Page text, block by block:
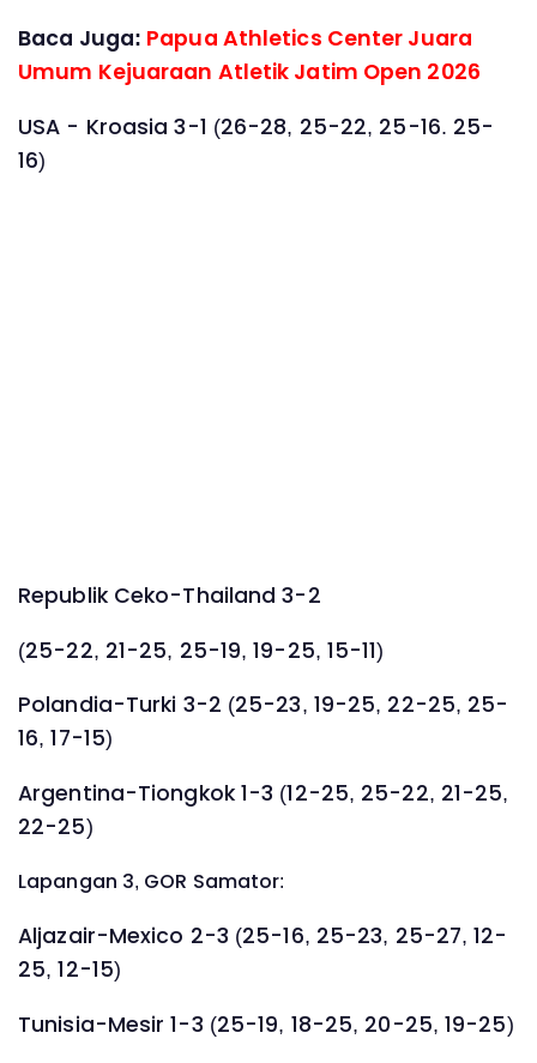
Baca Juga: Papua Athletics Center Juara
Umum Kejuaraan Atletik Jatim Open 2026
USA - Kroasia 3-1 (26-28, 25-22, 25-16. 25-
16)
Republik Ceko-Thailand 3-2
(25-22, 21-25, 25-19, 19-25, 15-11)
Polandia-Turki 3-2 (25-23, 19-25, 22-25, 25-
16, 17-15)
Argentina-Tiongkok 1-3 (12-25, 25-22, 21-25,
22-25)
Lapangan 3, GOR Samator:
Aljazair-Mexico 2-3 (25-16, 25-23, 25-27, 12-
25, 12-15)
Tunisia-Mesir 1-3 (25-19, 18-25, 20-25, 19-25)